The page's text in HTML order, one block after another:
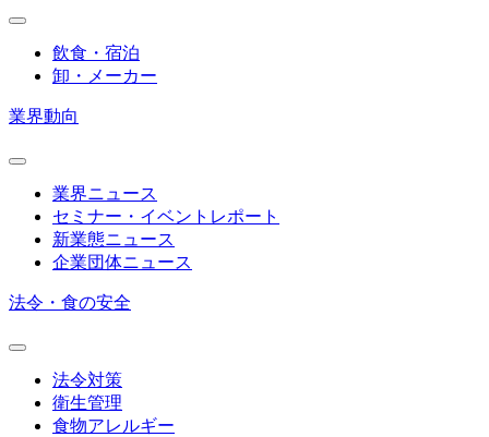
飲食・宿泊
卸・メーカー
業界動向
業界ニュース
セミナー・イベントレポート
新業態ニュース
企業団体ニュース
法令・食の安全
法令対策
衛生管理
食物アレルギー